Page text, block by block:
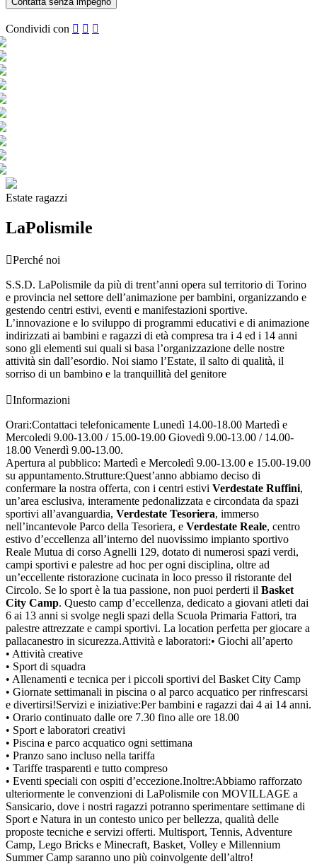
Condividi con   
Estate ragazzi
LaPolismile
Perché noi
S.S.D. LaPolismile da più di trent’anni opera sul territorio di Torino
e provincia nel settore dell’animazione per bambini, organizzando e
gestendo centri estivi, eventi e manifestazioni sportive.
L’innovazione e lo sviluppo di programmi educativi e di animazione
indirizzati ai bambini e ragazzi di età compresa tra i 4 ed i 14 anni
sono gli elementi sui quali si basa l’organizzazione delle nostre
attività sin dall’esordio. Noi siamo l’Estate, il salto di qualità, il
sorriso di un bambino e la tranquillità del genitore
Informazioni
Orari:Contattaci telefonicamente Lunedì 14.00-18.00 Martedì e
Mercoledi 9.00-13.00 / 15.00-19.00 Giovedì 9.00-13.00 / 14.00-
18.00 Venerdì 9.00-13.00.
Apertura al pubblico: Martedì e Mercoledì 9.00-13.00 e 15.00-19.00
su appuntamento.Strutture:Quest’anno abbiamo deciso di
confermare la nostra offerta, con i centri estivi Verdestate Ruffini,
un’area esclusiva, interamente pedonalizzata e circondata da spazi
sportivi all’avanguardia, Verdestate Tesoriera, immerso
nell’incantevole Parco della Tesoriera, e Verdestate Reale, centro
estivo d’eccellenza all’interno del nuovissimo impianto sportivo
Reale Mutua di corso Agnelli 129, dotato di numerosi spazi verdi,
campi sportivi e palestre ad hoc per ogni disciplina, oltre ad
un’eccellente ristorazione cucinata in loco presso il ristorante del
Circolo. Se lo sport è la tua passione, non puoi perderti il Basket
City Camp. Questo camp d’eccellenza, dedicato a giovani atleti dai
6 ai 13 anni si svolge negli spazi della Scuola Primaria Fattori, tra
palestre attrezzate e campi sportivi. La location perfetta per giocare a
pallacanestro in sicurezza.Attività e laboratori:• Giochi all’aperto
• Attività creative
• Sport di squadra
• Allenamenti e tecnica per i piccoli sportivi del Basket City Camp
• Giornate settimanali in piscina o al parco acquatico per rinfrescarsi
e divertirsi!Servizi e iniziative:Per bambini e ragazzi dai 4 ai 14 anni.
• Orario continuato dalle ore 7.30 fino alle ore 18.00
• Sport e laboratori creativi
• Piscina e parco acquatico ogni settimana
• Pranzo sano incluso nella tariffa
• Tariffe trasparenti e tutto compreso
• Eventi speciali con ospiti d’eccezione.Inoltre:Abbiamo rafforzato
ulteriormente le convenzioni di LaPolismile con MOVILLAGE a
Sansicario, dove i nostri ragazzi potranno sperimentare settimane di
Sport e Natura in un contesto unico per bellezza, qualità delle
proposte tecniche e servizi offerti. Multisport, Tennis, Adventure
Camp, Lego Bricks e Minecraft, Basket, Volley e Millennium
Summer Camp saranno uno più coinvolgente dell’altro!